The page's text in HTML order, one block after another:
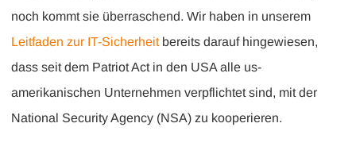
noch kommt sie überraschend. Wir haben in unserem
Leitfaden zur IT-Sicherheitbereits darauf hingewiesen,
dass seit dem Patriot Act in den USA alle us-
amerikanischen Unternehmen verpflichtet sind, mit der
National Security Agency (NSA) zu kooperieren.